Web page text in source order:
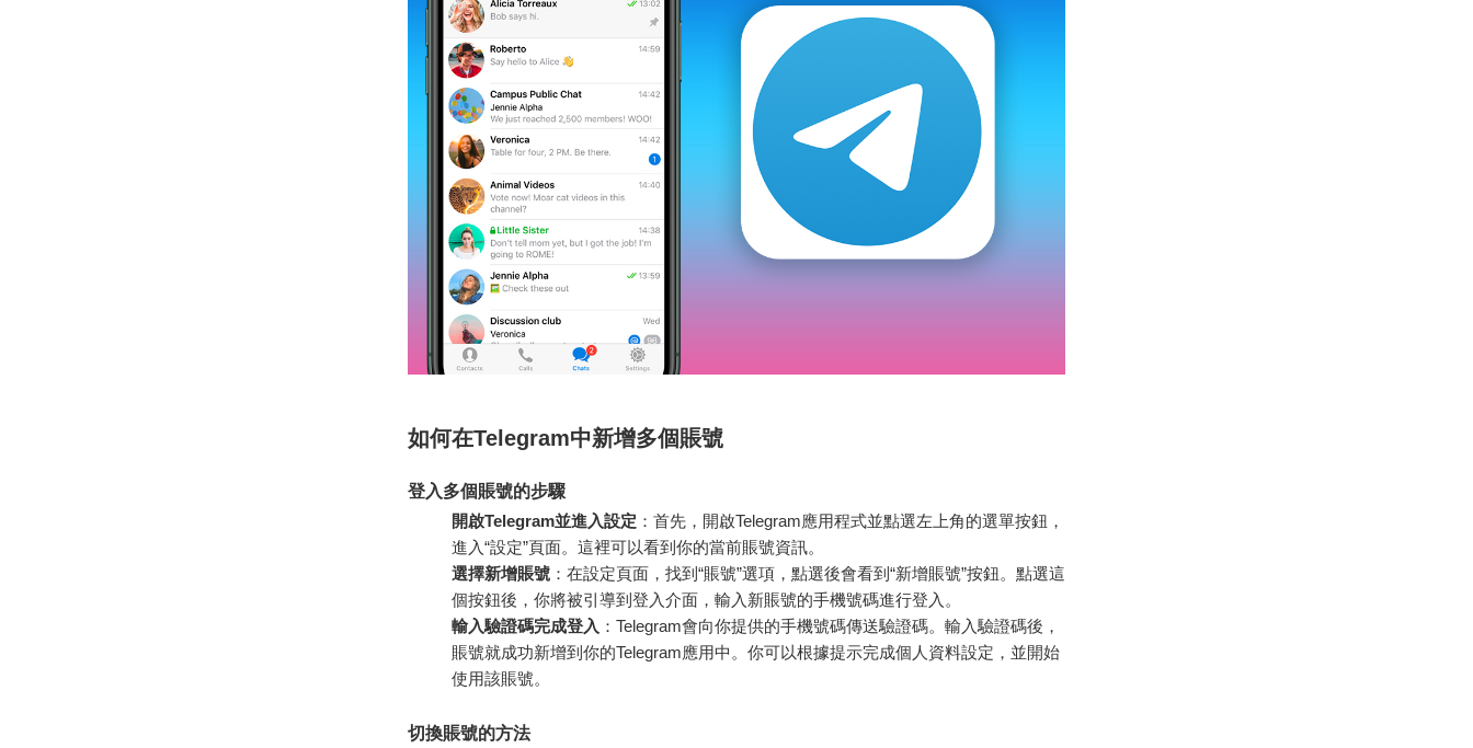
如何在Telegram中新增多個賬號
登入多個賬號的步驟
開啟Telegram並進入設定 ：首先，開啟Telegram應用程式並點選左上角的選單按鈕，
進入“設定”頁面。這裡可以看到你的當前賬號資訊。
選擇新增賬號 ：在設定頁面，找到“賬號”選項，點選後會看到“新增賬號”按鈕。點選這
個按鈕後，你將被引導到登入介面，輸入新賬號的手機號碼進行登入。
輸入驗證碼完成登入 ：Telegram會向你提供的手機號碼傳送驗證碼。輸入驗證碼後，
賬號就成功新增到你的Telegram應用中。你可以根據提示完成個人資料設定，並開始
使用該賬號。
切換賬號的方法